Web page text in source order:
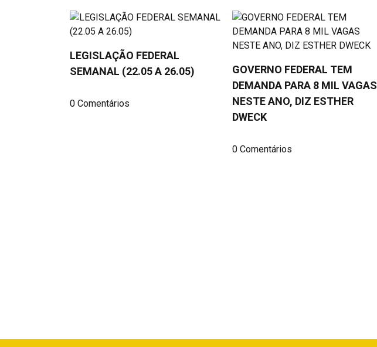
LEGISLAÇÃO FEDERAL
SEMANAL (22.05 A 26.05)
0 Comentários
GOVERNO FEDERAL TEM
DEMANDA PARA 8 MIL VAGAS
NESTE ANO, DIZ ESTHER
DWECK
0 Comentários